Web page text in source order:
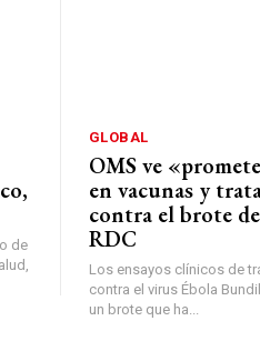
de
GLOBAL
OMS ve
en vacunas y
contra el brote
RDC
Los ensayos clínicos de
contra el virus Ébola
un brote que ha...